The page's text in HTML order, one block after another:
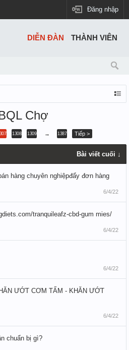
Đăng nhập
Chợ
1308 1309 → 1387 Tiếp >
Bài viết cuối ↓
hàng chuyên nghiệpđẩy đơn hàng
6/4/22
tranquileafz-cbd-gum mies/
6/4/22
6/4/22
ƯỚT CƠM TẤM - KHĂN ƯỚT
6/4/22
chuẩn bị gì?
DIỄN ĐÀN THÀNH VIÊN